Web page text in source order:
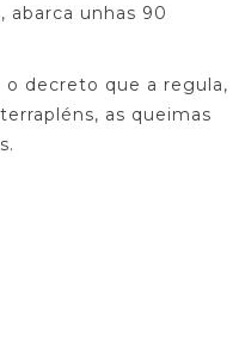
abarca unhas 90
o decreto que a regula,
as queimas